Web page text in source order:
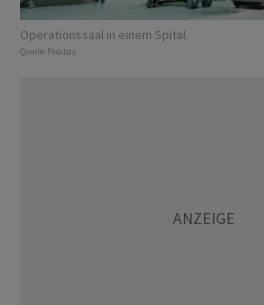
Operationssaal in einem Spital.
Quelle: Pixabay